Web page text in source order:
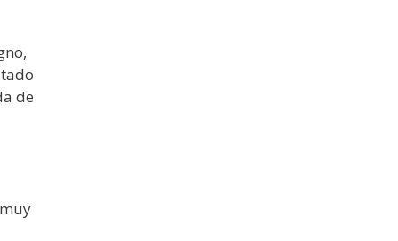
de